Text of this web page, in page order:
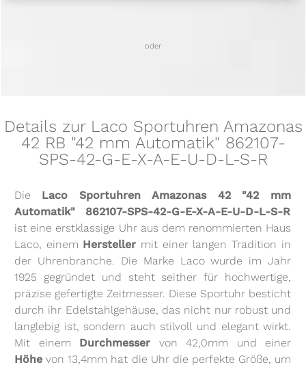
oder
Details zur Laco Sportuhren Amazonas
42 RB "42 mm Automatik" 862107-
SPS-42-G-E-X-A-E-U-D-L-S-R
Die Laco Sportuhren Amazonas 42 "42 mm
Automatik" 862107-SPS-42-G-E-X-A-E-U-D-L-S-R
ist eine erstklassige Uhr aus dem renommierten Haus
Laco, einem Hersteller mit einer langen Tradition in
der Uhrenbranche. Die Marke Laco wurde im Jahr
1925 gegründet und steht seither für hochwertige,
präzise gefertigte Zeitmesser. Diese Sportuhr besticht
durch ihr Edelstahlgehäuse, das nicht nur robust und
langlebig ist, sondern auch stilvoll und elegant wirkt.
Mit einem Durchmesser von 42,0mm und einer
Höhe von 13,4mm hat die Uhr die perfekte Größe, um